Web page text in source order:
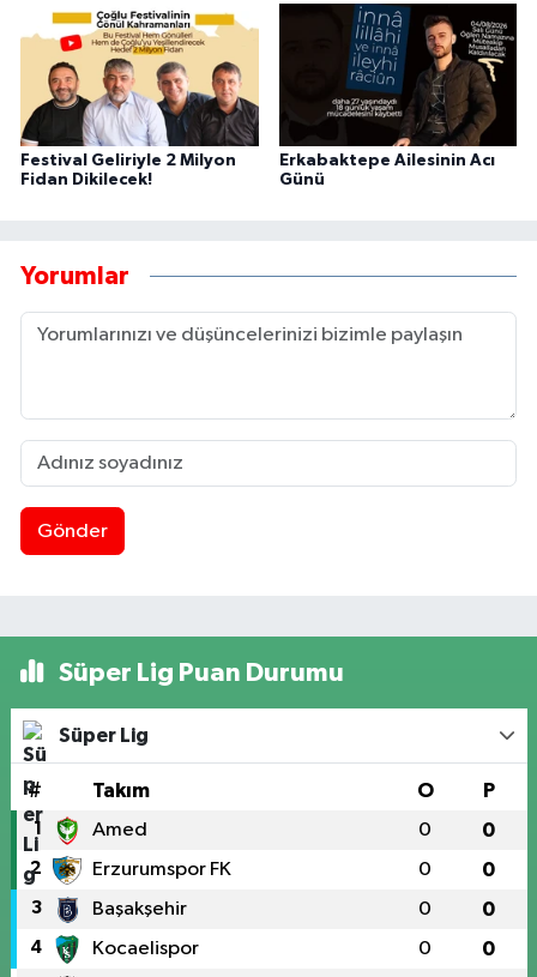
Festival Geliriyle 2 Milyon
Fidan Dikilecek!
Erkabaktepe Ailesinin Acı
Günü
Yorumlar
Gönder
Süper Lig Puan Durumu
Süper Lig
# Takım O P
1 Amed 0 0
2 Erzurumspor FK 0 0
3 Başakşehir 0 0
4 Kocaelispor 0 0